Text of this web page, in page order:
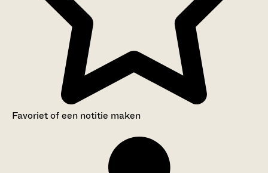
Favoriet of een notitie maken